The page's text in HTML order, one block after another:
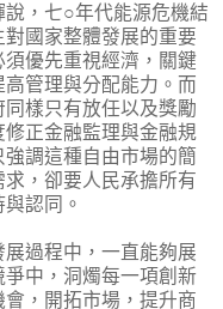
，七○年代能源危機結
國家整體發展的重要
優先重視經濟，關鍵
管理與分配能力。而
樣只有放任以及獎勵
正金融監理與金融規
調這種自由市場的簡
，卻要人民承擔所有
認同。
過程中，一直能夠展
中，洞燭每一項創新
，開拓市場，提升商